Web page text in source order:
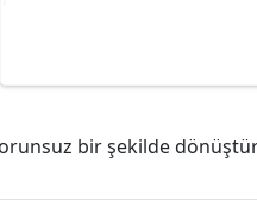
İngiliz
Sterlini
sorunsuz bir şekilde